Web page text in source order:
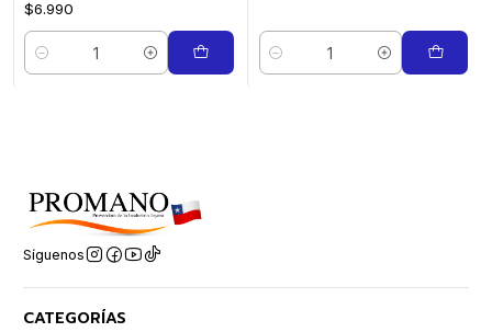
$6.990
Cantidad Cantidad
Síguenos
CATEGORÍAS